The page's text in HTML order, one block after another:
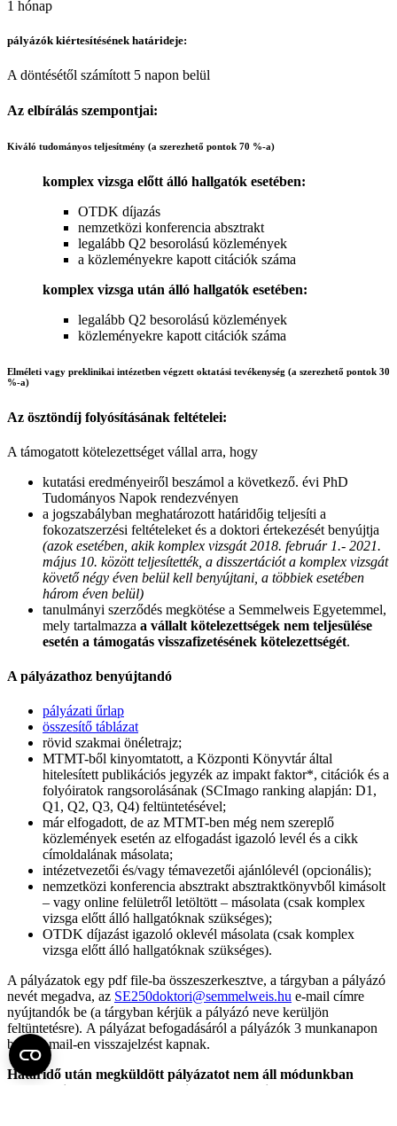
1 hónap
pályázók kiértesítésének határideje:
A döntésétől számított 5 napon belül
Az elbírálás szempontjai:
Kiváló tudományos teljesítmény (a szerezhető pontok 70 %-a)
komplex vizsga előtt álló hallgatók esetében:
OTDK díjazás
nemzetközi konferencia absztrakt
legalább Q2 besorolású közlemények
a közleményekre kapott citációk száma
komplex vizsga után álló hallgatók esetében:
legalább Q2 besorolású közlemények
közleményekre kapott citációk száma
Elméleti vagy preklinikai intézetben végzett oktatási tevékenység (a szerezhető pontok 30
%-a)
Az ösztöndíj folyósításának feltételei:
A támogatott kötelezettséget vállal arra, hogy
kutatási eredményeiről beszámol a következő. évi PhD
Tudományos Napok rendezvényen
a jogszabályban meghatározott határidőig teljesíti a
fokozatszerzési feltételeket és a doktori értekezését benyújtja
(azok esetében, akik komplex vizsgát 2018. február 1.- 2021.
május 10. között teljesítették, a disszertációt a komplex vizsgát
követő négy éven belül kell benyújtani, a többiek esetében
három éven belül)
tanulmányi szerződés megkötése a Semmelweis Egyetemmel,
mely tartalmazza a vállalt kötelezettségek nem teljesülése
esetén a támogatás visszafizetésének kötelezettségét.
A pályázathoz benyújtandó
pályázati űrlap
összesítő táblázat
rövid szakmai önéletrajz;
MTMT-ből kinyomtatott, a Központi Könyvtár által
hitelesített publikációs jegyzék az impakt faktor*, citációk és a
folyóiratok rangsorolásának (SCImago ranking alapján: D1,
Q1, Q2, Q3, Q4) feltüntetésével;
már elfogadott, de az MTMT-ben még nem szereplő
közlemények esetén az elfogadást igazoló levél és a cikk
címoldalának másolata;
intézetvezetői és/vagy témavezetői ajánlólevél (opcionális);
nemzetközi konferencia absztrakt absztraktkönyvből kimásolt
– vagy online felületről letöltött – másolata (csak komplex
vizsga előtt álló hallgatóknak szükséges);
OTDK díjazást igazoló oklevél másolata (csak komplex
vizsga előtt álló hallgatóknak szükséges).
A pályázatok egy pdf file-ba összeszerkesztve, a tárgyban a pályázó
nevét megadva, az SE250doktori@semmelweis.hu e-mail címre
nyújtandók be (a tárgyban kérjük a pályázó neve kerüljön
feltüntetésre). A pályázat befogadásáról a pályázók 3 munkanapon
belül e-mail-en visszajelzést kapnak.
Határidő után megküldött pályázatot nem áll módunkban
befogadni. Szeretnénk felhívni a pályázók figyelmét, hogy a